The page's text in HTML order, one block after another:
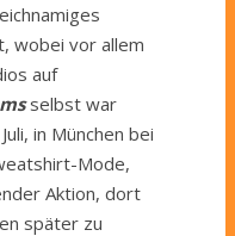
wobei vor allem
auf
selbst war
in München bei
Mode,
Aktion, dort
später zu